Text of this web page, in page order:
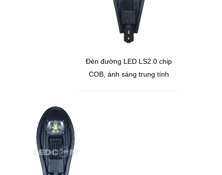
Đèn đường LED LS2.0 chip
COB, ánh sáng trung tính